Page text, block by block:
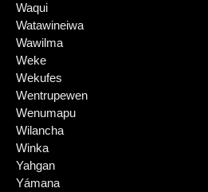
Waqui
Watawineiwa
Wawilma
Weke
Wekufes
Wentrupewen
Wenumapu
Wilancha
Winka
Yahgan
Yámana